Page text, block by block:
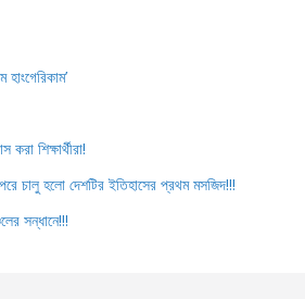
হাংগেরিকাম’
শিক্ষার্থীরা!
চালু হলো দেশটির ইতিহাসের প্রথম মসজিদ!!!
সন্ধানে!!!